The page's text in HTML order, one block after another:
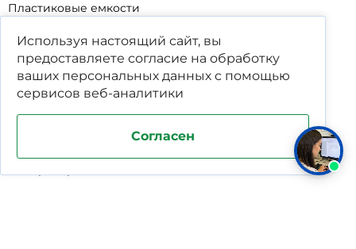
Пластиковые емкости
Бесшовные (литые) емкости
Колодцы
Оборудование для шелкографии
Кабины для промывки и напыления
Используя настоящий сайт, вы
предоставляете согласие на обработку
ваших персональных данных с помощью
сервисов веб-аналитики
Согласен